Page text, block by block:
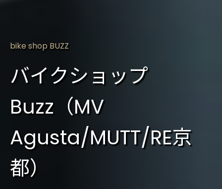
bike shop BUZZ
バイクショップ
Buzz（MV
Agusta/MUTT/RE京
都）